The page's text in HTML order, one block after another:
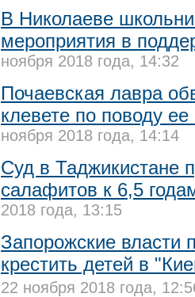
В Николаеве
мероприятия в
ноября 2018 года, 14:32
Почаевская лавра
клевете по поводу
ноября 2018 года, 14:14
Суд в Таджикистане
салафитов к 6,5
2018 года, 13:15
Запорожские власти
крестить детей в
22 ноября 2018 года,